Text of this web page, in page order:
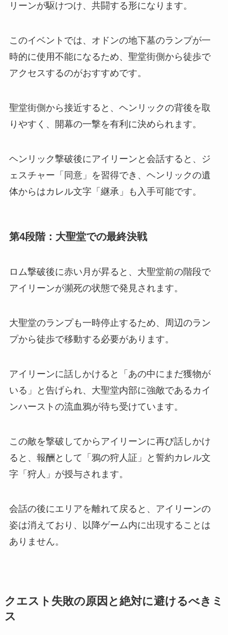
リーンが駆けつけ、共闘する形になります。
このイベントでは、オドンの地下墓のランプが一
時的に使用不能になるため、聖堂街側から徒歩で
アクセスするのがおすすめです。
聖堂街側から接近すると、ヘンリックの背後を取
りやすく、開幕の一撃を有利に決められます。
ヘンリック撃破後にアイリーンと会話すると、ジ
ェスチャー「同意」を習得でき、ヘンリックの遺
体からはカレル文字「継承」も入手可能です。
第4段階：大聖堂での最終決戦
ロム撃破後に赤い月が昇ると、大聖堂前の階段で
アイリーンが瀕死の状態で発見されます。
大聖堂のランプも一時停止するため、周辺のラン
プから徒歩で移動する必要があります。
アイリーンに話しかけると「あの中にまだ獲物が
いる」と告げられ、大聖堂内部に強敵であるカイ
ンハーストの流血鴉が待ち受けています。
この敵を撃破してからアイリーンに再び話しかけ
ると、報酬として「鴉の狩人証」と誓約カレル文
字「狩人」が授与されます。
会話の後にエリアを離れて戻ると、アイリーンの
姿は消えており、以降ゲーム内に出現することは
ありません。
クエスト失敗の原因と絶対に避けるべきミ
ス